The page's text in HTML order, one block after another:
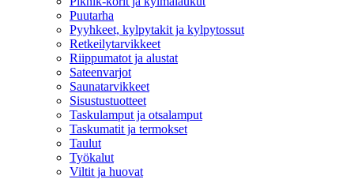
Puutarha
Pyyhkeet, kylpytakit ja kylpytossut
Retkeilytarvikkeet
Riippumatot ja alustat
Sateenvarjot
Saunatarvikkeet
Sisustustuotteet
Taskulamput ja otsalamput
Taskumatit ja termokset
Taulut
Työkalut
Viltit ja huovat